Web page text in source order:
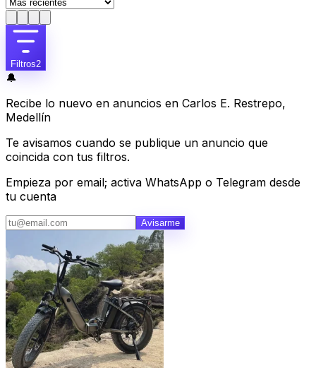
Filtros2
🔔
Recibe lo nuevo en anuncios en Carlos E. Restrepo,
Medellín
Te avisamos cuando se publique un anuncio que
coincida con tus filtros.
Empieza por email; activa WhatsApp o Telegram desde
tu cuenta
Avisarme